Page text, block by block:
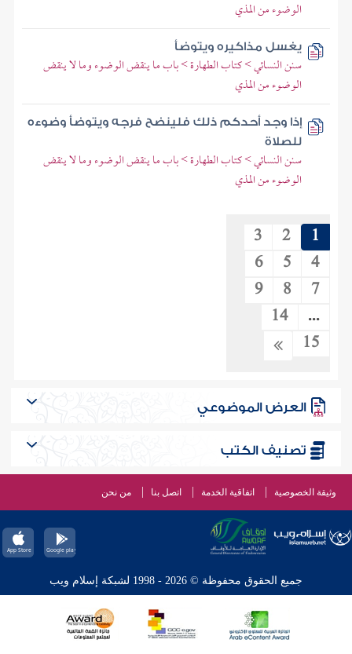
الوضوء من المذي
يغسل مذاكيره ويتوضأ
سنن النسائي > كتاب الطهارة > باب ما ينقض الوضوء وما لا ينقض
الوضوء من المذي
إذا وجد أحدكم ذلك فلينضح فرجه ويتوضأ وضوءه
للصلاة
سنن النسائي > كتاب الطهارة > باب ما ينقض الوضوء وما لا ينقض
الوضوء من المذي
1
2
3
4
5
6
7
8
9
...
14
15
العرض الموضوعي
تصنيف الكتب
وثيقة الخصوصية اتفاقية الخدمة اتصل بنا من نحن
جميع الحقوق محفوظة © 2026 - 1998 لشبكة إسلام ويب